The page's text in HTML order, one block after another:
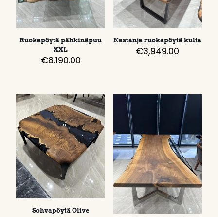
Ruokapöytä pähkinäpuu
XXL
€8,190.00
Kastanja ruokapöytä kulta
€3,949.00
Sohvapöytä Olive